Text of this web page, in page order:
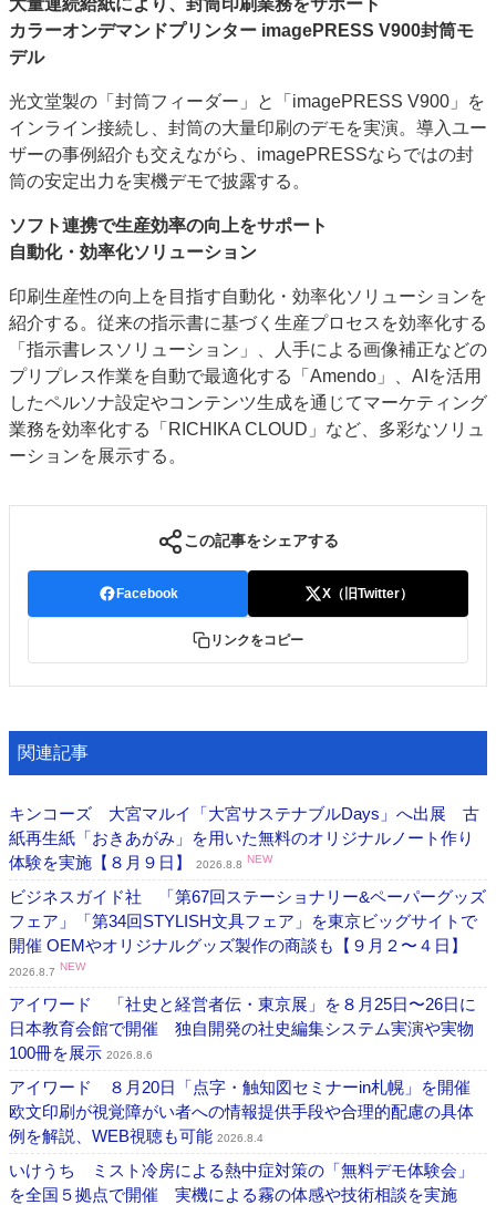
大量連続給紙により、封筒印刷業務をサポート
カラーオンデマンドプリンター imagePRESS V900封筒モ
デル
光文堂製の「封筒フィーダー」と「imagePRESS V900」を
インライン接続し、封筒の大量印刷のデモを実演。導入ユー
ザーの事例紹介も交えながら、imagePRESSならではの封
筒の安定出力を実機デモで披露する。
ソフト連携で生産効率の向上をサポート
自動化・効率化ソリューション
印刷生産性の向上を目指す自動化・効率化ソリューションを
紹介する。従来の指示書に基づく生産プロセスを効率化する
「指示書レスソリューション」、人手による画像補正などの
プリプレス作業を自動で最適化する「Amendo」、AIを活用
したペルソナ設定やコンテンツ生成を通じてマーケティング
業務を効率化する「RICHIKA CLOUD」など、多彩なソリュ
ーションを展示する。
この記事をシェアする
Facebook X（旧Twitter）
リンクをコピー
関連記事
キンコーズ 大宮マルイ「大宮サステナブルDays」へ出展 古
紙再生紙「おきあがみ」を用いた無料のオリジナルノート作り
体験を実施【８月９日】
2026.8.8 NEW
ビジネスガイド社 「第67回ステーショナリー&ペーパーグッズ
フェア」「第34回STYLISH文具フェア」を東京ビッグサイトで
開催 OEMやオリジナルグッズ製作の商談も【９月２〜４日】
2026.8.7 NEW
アイワード 「社史と経営者伝・東京展」を８月25日〜26日に
日本教育会館で開催 独自開発の社史編集システム実演や実物
100冊を展示 2026.8.6
アイワード ８月20日「点字・触知図セミナーin札幌」を開催
欧文印刷が視覚障がい者への情報提供手段や合理的配慮の具体
例を解説、WEB視聴も可能 2026.8.4
いけうち ミスト冷房による熱中症対策の「無料デモ体験会」
を全国５拠点で開催 実機による霧の体感や技術相談を実施